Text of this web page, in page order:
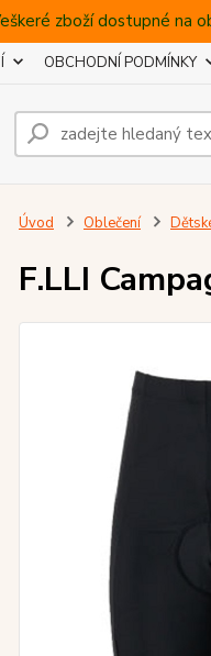
zboží dostupné na
OBCHODNÍ PODMÍNKY
Úvod Oblečení
F.LLI